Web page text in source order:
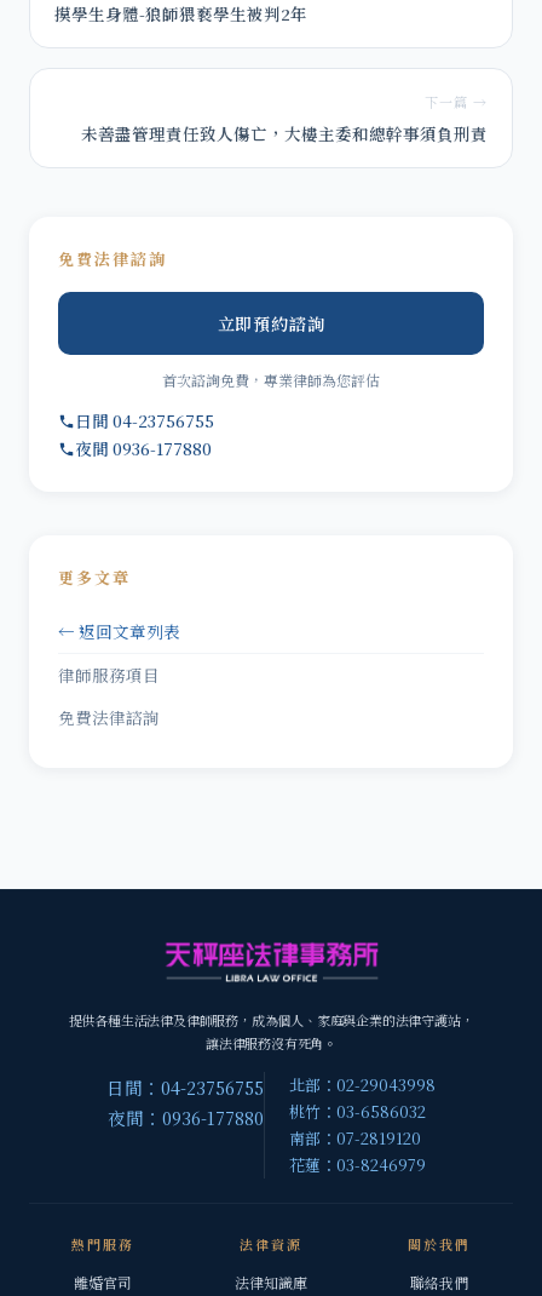
摸學生身體-狼師猥褻學生被判2年
下一篇 →
未善盡管理責任致人傷亡，大樓主委和總幹事須負刑責
免費法律諮詢
立即預約諮詢
首次諮詢免費，專業律師為您評估
日間 04-23756755
夜間 0936-177880
更多文章
← 返回文章列表
律師服務項目
免費法律諮詢
提供各種生活法律及律師服務，成為個人、家庭與企業的法律守護站，
讓法律服務沒有死角。
日間：04-23756755
夜間：0936-177880
北部：02-29043998
桃竹：03-6586032
南部：07-2819120
花蓮：03-8246979
熱門服務
離婚官司
法律資源
法律知識庫
關於我們
聯絡我們